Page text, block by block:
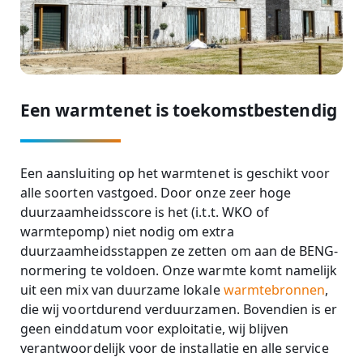
Een warmtenet is toekomstbestendig
Een aansluiting op het warmtenet is geschikt voor
alle soorten vastgoed. Door onze zeer hoge
duurzaamheidsscore is het (i.t.t. WKO of
warmtepomp) niet nodig om extra
duurzaamheidsstappen ze zetten om aan de BENG-
normering te voldoen. Onze warmte komt namelijk
uit een mix van duurzame lokalewarmtebronnen,
die wij voortdurend verduurzamen. Bovendien is er
geen einddatum voor exploitatie, wij blijven
verantwoordelijk voor de installatie en alle service